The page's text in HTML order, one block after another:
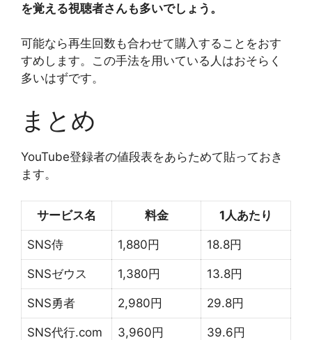
を覚える視聴者さんも多いでしょう。
可能なら再生回数も合わせて購入することをおす
すめします。この手法を用いている人はおそらく
多いはずです。
まとめ
YouTube登録者の値段表をあらためて貼っておき
ます。
サービス名 料金 1人あたり
SNS侍 1,880円 18.8円
SNSゼウス 1,380円 13.8円
SNS勇者 2,980円 29.8円
SNS代行.com 3,960円 39.6円